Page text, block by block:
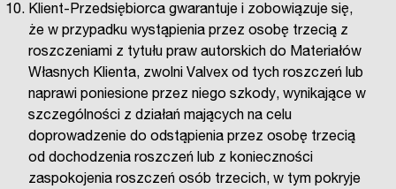
Klient-Przedsiębiorca gwarantuje i zobowiązuje się,
że w przypadku wystąpienia przez osobę trzecią z
roszczeniami z tytułu praw autorskich do Materiałów
Własnych Klienta, zwolni Valvex od tych roszczeń lub
naprawi poniesione przez niego szkody, wynikające w
szczególności z działań mających na celu
doprowadzenie do odstąpienia przez osobę trzecią
od dochodzenia roszczeń lub z konieczności
zaspokojenia roszczeń osób trzecich, w tym pokryje